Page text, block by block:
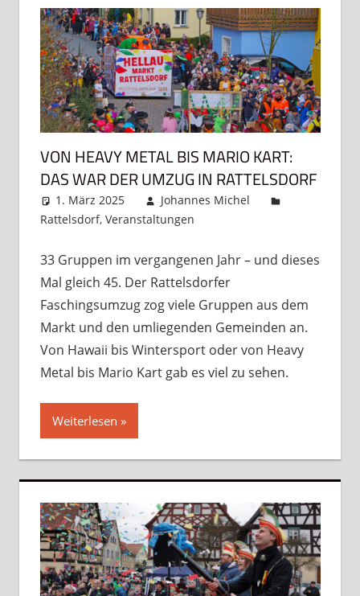
VON HEAVY METAL BIS MARIO KART:
DAS WAR DER UMZUG IN RATTELSDORF
1. März 2025
Johannes Michel
Rattelsdorf, Veranstaltungen
33 Gruppen im vergangenen Jahr – und dieses
Mal gleich 45. Der Rattelsdorfer
Faschingsumzug zog viele Gruppen aus dem
Markt und den umliegenden Gemeinden an.
Von Hawaii bis Wintersport oder von Heavy
Metal bis Mario Kart gab es viel zu sehen.
Weiterlesen